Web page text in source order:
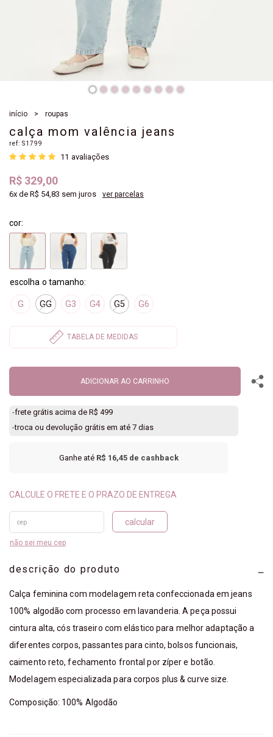
início roupas
calça mom valência jeans
ref: S1799
11 avaliações
R$ 329,00
6x de R$ 54,83 sem juros ver parcelas
cor:
G GG G3 G4 G5 G6
ADICIONAR AO CARRINHO
-frete grátis acima de R$ 499
-troca ou devolução grátis em até 7 dias
Ganhe atéR$ 16,45de cashback
calcular
não sei meu cep
descrição do produto
Calça feminina com modelagem reta confeccionada em jeans
100% algodão com processo em lavanderia. A peça possui
cintura alta, cós traseiro com elástico para melhor adaptação a
diferentes corpos, passantes para cinto, bolsos funcionais,
caimento reto, fechamento frontal por zíper e botão.
Modelagem especializada para corpos plus & curve size.
Composição: 100% Algodão